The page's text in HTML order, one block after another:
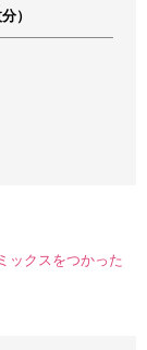
）
ックスをつかった